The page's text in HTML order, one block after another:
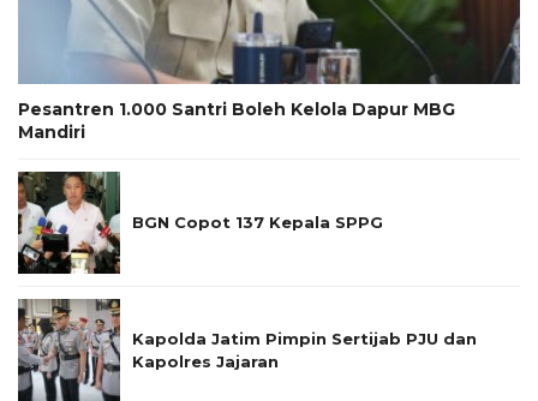
Pesantren 1.000 Santri Boleh Kelola Dapur MBG
Mandiri
BGN Copot 137 Kepala SPPG
Kapolda Jatim Pimpin Sertijab PJU dan
Kapolres Jajaran